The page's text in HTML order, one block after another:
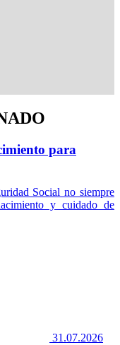
para
Social no siempre
y cuidado de
31.07.2026